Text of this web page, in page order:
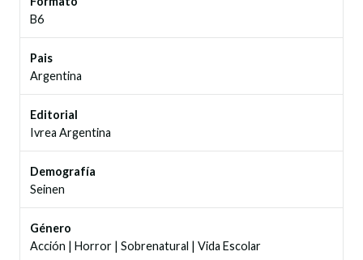
B6
Pais
Argentina
Editorial
Ivrea Argentina
Demografía
Seinen
Género
Acción | Horror | Sobrenatural | Vida Escolar